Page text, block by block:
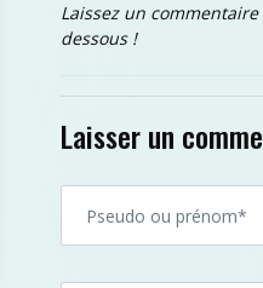
Laissez un
dessous !
Laisser un